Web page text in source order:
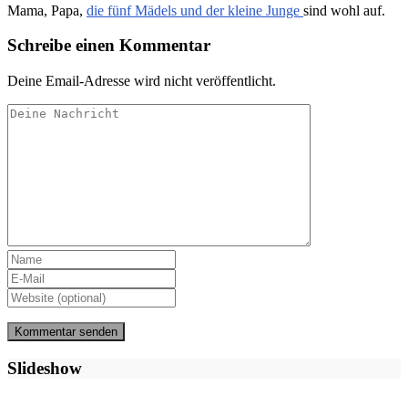
Mama, Papa, die fünf Mädels und der kleine Junge sind wohl auf.
Schreibe einen Kommentar
Deine Email-Adresse wird nicht veröffentlicht.
Slideshow